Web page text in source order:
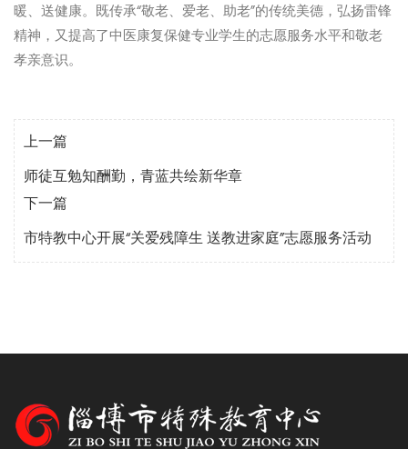
暖、送健康。既传承“敬老、爱老、助老”的传统美德，弘扬雷锋
精神，又提高了中医康复保健专业学生的志愿服务水平和敬老
孝亲意识。
上一篇
师徒互勉知酬勤，青蓝共绘新华章
下一篇
市特教中心开展“关爱残障生 送教进家庭”志愿服务活动